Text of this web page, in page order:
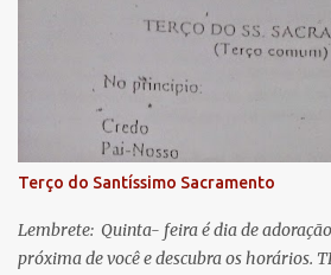
lágrimas. Eia, pois, Advogada nossa, estes
misericordiosos a nós volvei, e depois
Jesus. Bendito é o fruto do vosso ventre, ó
doce e sempre Virgem Maria. Rogai por
Para que sejamos dignos das promessas
Terço do Santíssimo Sacramento
Lembrete: Quinta- feira é dia de
próxima de você e descubra os horários.